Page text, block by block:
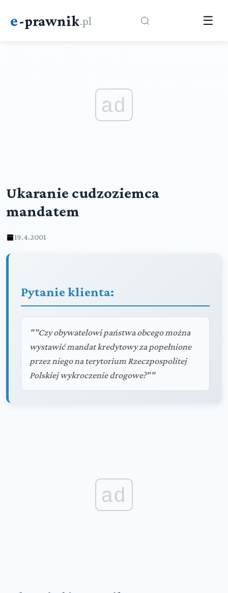
e-prawnik.pl ☰
ad
Ukaranie cudzoziemca
mandatem
19.4.2001
Pytanie klienta:
""Czy obywatelowi państwa obcego można
wystawić mandat kredytowy za popełnione
przez niego na terytorium Rzeczpospolitej
Polskiej wykroczenie drogowe?""
ad